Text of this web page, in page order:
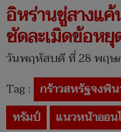
อิหร่านขู่สางแ
ซัดละเมิดข้อหยุ
วันพฤหัสบดี ที่ 28 พฤษ
Tag : กร้าวสหรัฐจงพิ
ทรัมป์
แนวหน้าออน